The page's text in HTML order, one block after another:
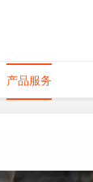
产品服务